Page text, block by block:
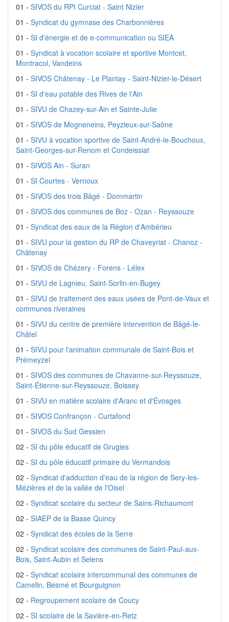
01 - SIVOS du RPI Curciat - Saint Nizier
01 - Syndicat du gymnase des Charbonnières
01 - SI d'énergie et de e-communication ou SIEA
01 - Syndicat à vocation scolaire et sportive Montcet,
Montracol, Vandeins
01 - SIVOS Châtenay - Le Plantay - Saint-Nizier-le-Désert
01 - SI d'eau potable des Rives de l'Ain
01 - SIVU de Chazey-sur-Ain et Sainte-Julie
01 - SIVOS de Mogneneins, Peyzieux-sur-Saône
01 - SIVU à vocation sportive de Saint-André-le-Bouchoux,
Saint-Georges-sur-Renom et Condeissiat
01 - SIVOS Ain - Suran
01 - SI Courtes - Vernoux
01 - SIVOS des trois Bâgé - Dommartin
01 - SIVOS des communes de Boz - Ozan - Reyssouze
01 - Syndicat des eaux de la Région d'Ambérieu
01 - SIVU pour la gestion du RP de Chaveyriat - Chanoz -
Châtenay
01 - SIVOS de Chézery - Forens - Lélex
01 - SIVU de Lagnieu, Saint-Sorlin-en-Bugey
01 - SIVU de traitement des eaux usées de Pont-de-Vaux et
communes riveraines
01 - SIVU du centre de première intervention de Bâgé-le-
Châtel
01 - SIVU pour l'animation communale de Saint-Bois et
Prémeyzel
01 - SIVOS des communes de Chavanne-sur-Reyssouze,
Saint-Étienne-sur-Reyssouze, Boissey
01 - SIVU en matière scolaire d'Aranc et d'Évosges
01 - SIVOS Confrançon - Curtafond
01 - SIVOS du Sud Gessien
02 - SI du pôle éducatif de Grugies
02 - SI du pôle éducatif primaire du Vermandois
02 - Syndicat d'adduction d'eau de la région de Sery-les-
Mézières et de la vallée de l'Oisel
02 - Syndicat scolaire du secteur de Sains-Richaumont
02 - SIAEP de la Basse Quincy
02 - Syndicat des écoles de la Serre
02 - Syndicat scolaire des communes de Saint-Paul-aux-
Bois, Saint-Aubin et Selens
02 - Syndicat scolaire intercommunal des communes de
Camelin, Besmé et Bourguignon
02 - Regroupement scolaire de Coucy
02 - SI scolaire de la Savière-en-Retz